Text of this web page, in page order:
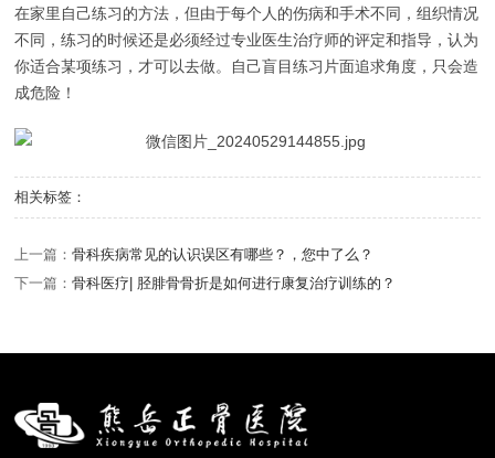
在家里自己练习的方法，但由于每个人的伤病和手术不同，组织情况
不同，练习的时候还是必须经过专业医生治疗师的评定和指导，认为
你适合某项练习，才可以去做。自己盲目练习片面追求角度，只会造
成危险！
相关标签：
上一篇：骨科疾病常见的认识误区有哪些？，您中了么？
下一篇：骨科医疗| 胫腓骨骨折是如何进行康复治疗训练的？